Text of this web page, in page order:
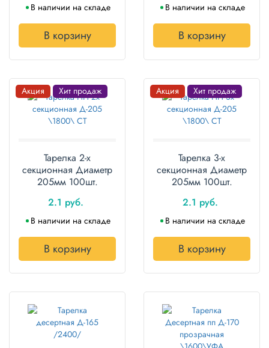
Бытовая
химия
Товары
индивидуальной
защиты
Подарочная
упаковка
Скатерти
коврики
Товары
для
уборки
Салфетки
Полотенца
Туалетная
бумага
В наличии на складе
В корзину
В наличии на складе
В корзину
Акция Хит продаж
Тарелка 2-х
секционная Диаметр
205мм 100шт.
2.1 руб.
В наличии на складе
В корзину
Акция Хит продаж
Тарелка 3-х
секционная Диаметр
205мм 100шт.
2.1 руб.
В наличии на складе
В корзину